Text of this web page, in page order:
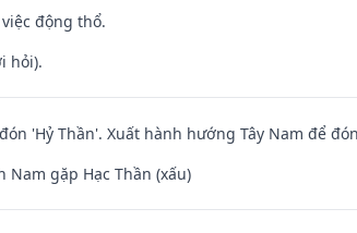
động thổ.
hỏi).
'Hỷ Thần'. Xuất hành hướng Tây Nam để
gặp Hạc Thần (xấu)